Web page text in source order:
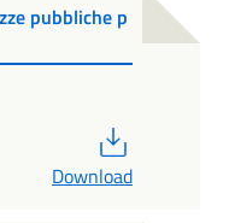
pubbliche p
Download